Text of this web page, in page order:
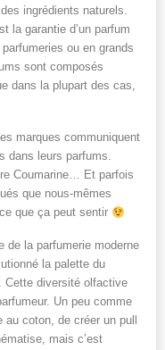
ingrédients naturels.
la garantie d’un parfum
ou en grands
sont composés
dans la plupart des cas,
marques communiquent
dans leurs parfums.
Coumarine… Et parfois
que nous-mêmes
que ça peut sentir
de la parfumerie moderne
la palette du
Cette diversité olfactive
Un peu comme
au coton, de créer un pull
mais c’est